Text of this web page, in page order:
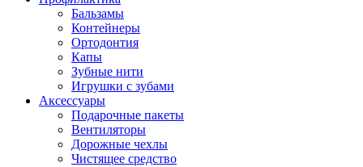
Бальзамы
Контейнеры
Ортодонтия
Капы
Зубные нити
Игрушки с зубами
Аксессуары
Подарочные пакеты
Вентиляторы
Дорожные чехлы
Чистящее средство